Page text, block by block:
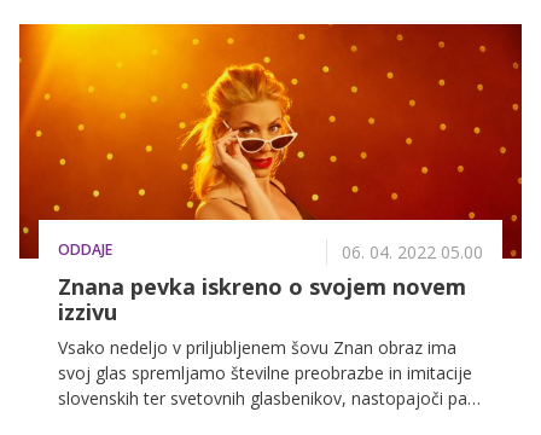
neprepoznaven.
ODDAJE 06. 04. 2022 05.00
Znana pevka iskreno o svojem novem
izzivu
Vsako nedeljo v priljubljenem šovu Znan obraz ima
svoj glas spremljamo številne preobrazbe in imitacije
slovenskih ter svetovnih glasbenikov, nastopajoči pa